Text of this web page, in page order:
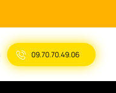
09.70.70.49.06